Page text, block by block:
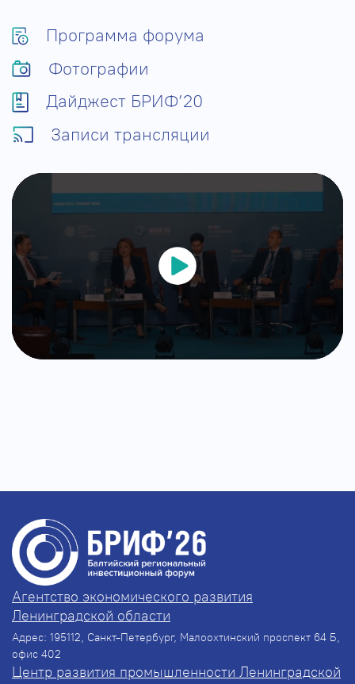
Программа форума
Фотографии
Дайджест БРИФ’20
Записи трансляции
Агентство экономического развития
Ленинградской области
Адрес: 195112, Санкт-Петербург, Малоохтинский проспект 64 Б,
офис 402
Центр развития промышленности Ленинградской